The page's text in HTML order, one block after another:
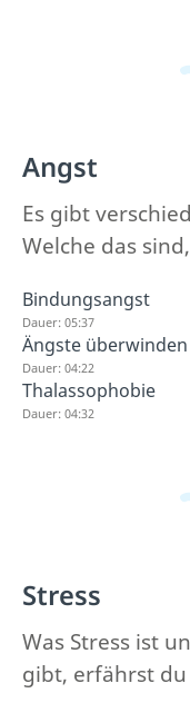
Angst
Es gibt
Welche das
Bindungsangst
Dauer: 05:37
Ängste überwinden
Dauer: 04:22
Thalassophobie
Dauer: 04:32
Stress
Was Stress ist
gibt, erfährst